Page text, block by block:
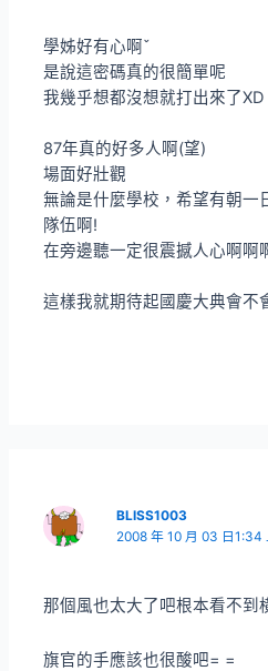
學姊好有心啊ˇ
是說這密碼真的很簡單呢
我幾乎想都沒想就打出來了XD
87年真的好多人啊(望)
場面好壯觀
無論是什麼學校，希望有朝一
隊伍啊!
在旁邊聽一定很震撼人心啊啊
這樣我就期待起國慶大典會不
BLISS1003
2008 年 10 月 03 日1:34
那個風也太大了吧根本看不到
旗官的手應該也很酸吧= =